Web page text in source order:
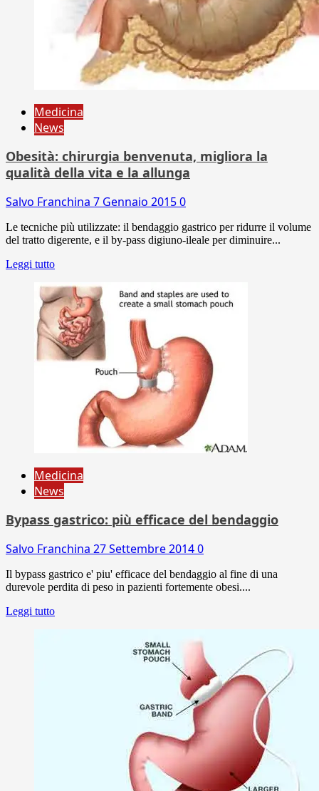
Medicina
News
Obesità: chirurgia benvenuta, migliora la
qualità della vita e la allunga
Salvo Franchina 7 Gennaio 20150
Le tecniche più utilizzate: il bendaggio gastrico per ridurre il volume
del tratto digerente, e il by-pass digiuno-ileale per diminuire...
Leggi tutto
Medicina
News
Bypass gastrico: più efficace del bendaggio
Salvo Franchina 27 Settembre 20140
Il bypass gastrico e' piu' efficace del bendaggio al fine di una
durevole perdita di peso in pazienti fortemente obesi....
Leggi tutto